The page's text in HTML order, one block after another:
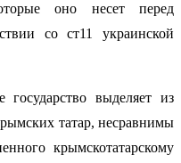
оно несет перед
со ст11 украинской
государство выделяет из
татар, несравнимы
крымскотатарскому